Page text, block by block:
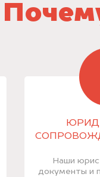
Наши
документы и